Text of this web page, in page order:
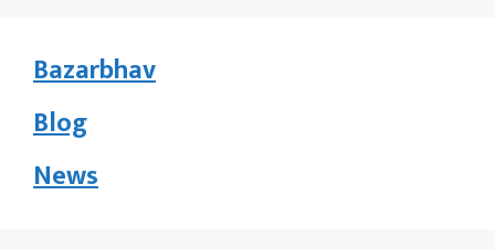
Bazarbhav
Blog
News